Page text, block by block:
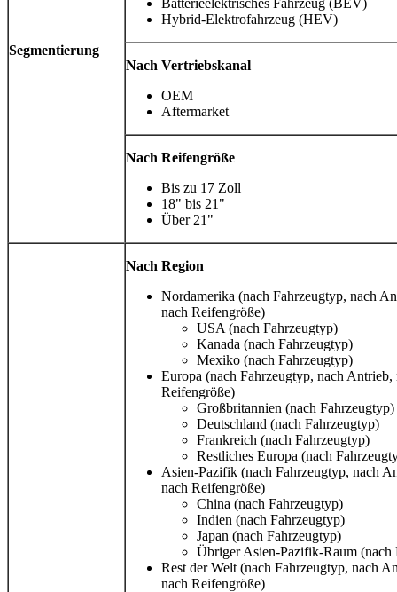
Segmentierung
Batterieelektrisches Fahrzeug (BEV)
Hybrid-Elektrofahrzeug (HEV)
Nach Vertriebskanal
OEM
Aftermarket
Nach Reifengröße
Bis zu 17 Zoll
18" bis 21"
Über 21"
Nach Region
Nordamerika (nach Fahrzeugtyp, nach
nach Reifengröße)
USA (nach Fahrzeugtyp)
Kanada (nach Fahrzeugtyp)
Mexiko (nach Fahrzeugtyp)
Europa (nach Fahrzeugtyp, nach Antrieb,
Reifengröße)
Großbritannien (nach Fahrzeugtyp)
Deutschland (nach Fahrzeugtyp)
Frankreich (nach Fahrzeugtyp)
Restliches Europa (nach
Asien-Pazifik (nach Fahrzeugtyp, nach
nach Reifengröße)
China (nach Fahrzeugtyp)
Indien (nach Fahrzeugtyp)
Japan (nach Fahrzeugtyp)
Übriger Asien-Pazifik-Raum (nach
Rest der Welt (nach Fahrzeugtyp, nach
nach Reifengröße)